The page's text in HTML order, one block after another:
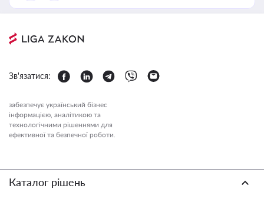
Зв'язатися:
забезпечує український бізнес
інформацією, аналітикою та
технологічними рішеннями для
ефективної та безпечної роботи.
Каталог рішень